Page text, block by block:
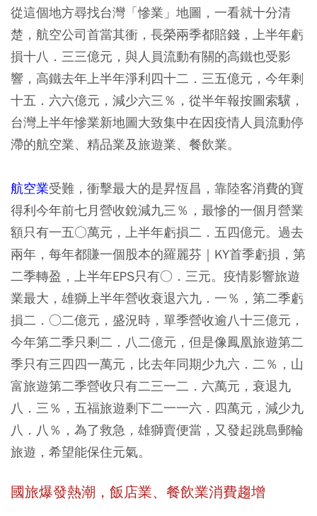
從這個地方尋找台灣「慘業」地圖，一看就十分清
楚，航空公司首當其衝，長榮兩季都賠錢，上半年虧
損十八．三三億元，與人員流動有關的高鐵也受影
響，高鐵去年上半年淨利四十二．三五億元，今年剩
十五．六六億元，減少六三％，從半年報按圖索驥，
台灣上半年慘業新地圖大致集中在因疫情人員流動停
滯的航空業、精品業及旅遊業、餐飲業。
航空業受難，衝擊最大的是昇恆昌，靠陸客消費的寶
得利今年前七月營收銳減九三％，最慘的一個月營業
額只有一五○萬元，上半年虧損二．五四億元。過去
兩年，每年都賺一個股本的羅麗芬｜KY首季虧損，第
二季轉盈，上半年EPS只有○．三元。疫情影響旅遊
業最大，雄獅上半年營收衰退六九．一％，第二季虧
損二．○二億元，盛況時，單季營收逾八十三億元，
今年第二季只剩二．八二億元，但是像鳳凰旅遊第二
季只有三四四一萬元，比去年同期少九六．二％，山
富旅遊第二季營收只有二三一二．六萬元，衰退九
八．三％，五福旅遊剩下二一一六．四萬元，減少九
八．八％，為了救急，雄獅賣便當，又發起跳島郵輪
旅遊，希望能保住元氣。
國旅爆發熱潮，飯店業、餐飲業消費趨增